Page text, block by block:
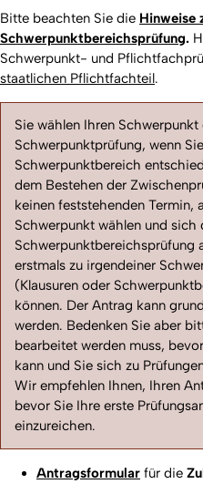
Bitte beachten Sie die Hinweise
Schwerpunktbereichsprüfung.
Schwerpunkt- und
staatlichen Pflichtfachteil.
Sie wählen Ihren
Schwerpunktprüfung, wenn
Schwerpunktbereich
dem Bestehen der
keinen feststehenden Termin,
Schwerpunkt wählen und sich
Schwerpunktbereichsprüfung
erstmals zu irgendeiner
(Klausuren oder
können. Der Antrag kann
werden. Bedenken Sie aber
bearbeitet werden muss,
kann und Sie sich zu
Wir empfehlen Ihnen, Ihren
bevor Sie Ihre erste
einzureichen.
Antragsformular für die